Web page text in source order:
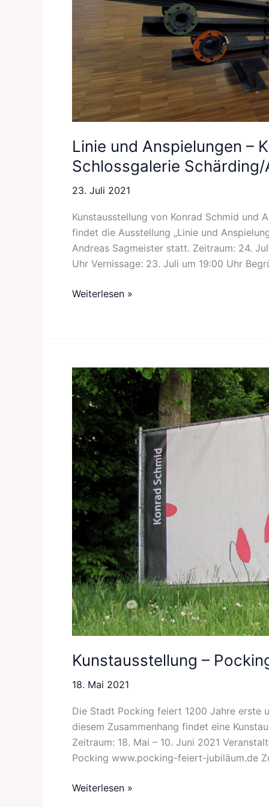
Linie und Anspielungen –
Schlossgalerie Schärding/
23. Juli 2021
Kunstausstellung von Konrad Schmid und
findet die Ausstellung „Linie und
Andreas Sagmeister statt. Zeitraum: 24.
Uhr Vernissage: 23. Juli um 19:00 Uhr
Weiterlesen »
Kunstausstellung –
18. Mai 2021
Die Stadt Pocking feiert 1200 Jahre erste
diesem Zusammenhang findet eine
Zeitraum: 18. Mai – 10. Juni 2021
Pocking www.pocking-feiert-jubiläum.de
Kunstausstellung
–
Pocking
feiert
Jubiläum
Weiterlesen »